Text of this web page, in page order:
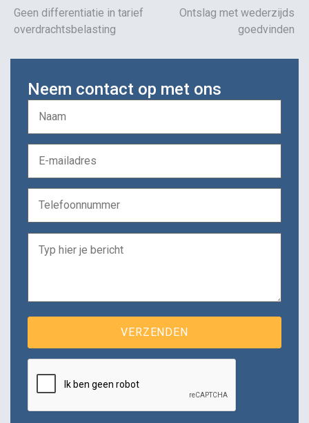
Geen differentiatie in tarief
overdrachtsbelasting
Ontslag met wederzijds
goedvinden
Neem contact op met ons